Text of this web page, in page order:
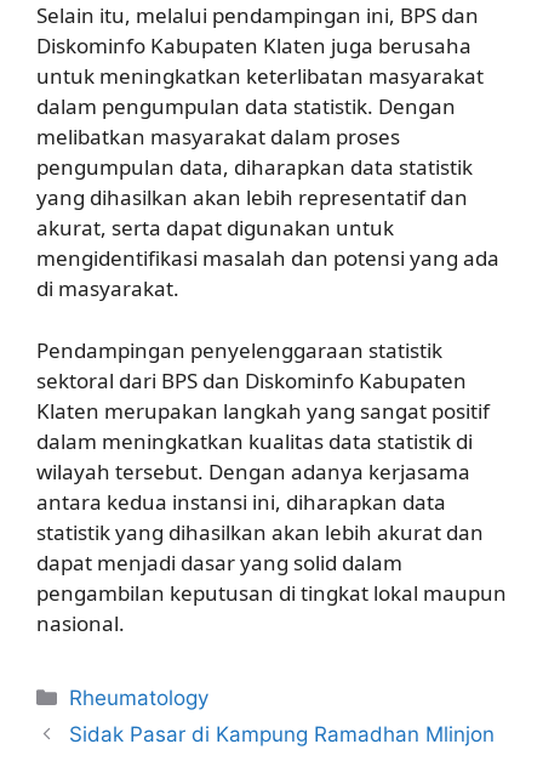
Selain itu, melalui pendampingan ini, BPS dan
Diskominfo Kabupaten Klaten juga berusaha
untuk meningkatkan keterlibatan masyarakat
dalam pengumpulan data statistik. Dengan
melibatkan masyarakat dalam proses
pengumpulan data, diharapkan data statistik
yang dihasilkan akan lebih representatif dan
akurat, serta dapat digunakan untuk
mengidentifikasi masalah dan potensi yang ada
di masyarakat.
Pendampingan penyelenggaraan statistik
sektoral dari BPS dan Diskominfo Kabupaten
Klaten merupakan langkah yang sangat positif
dalam meningkatkan kualitas data statistik di
wilayah tersebut. Dengan adanya kerjasama
antara kedua instansi ini, diharapkan data
statistik yang dihasilkan akan lebih akurat dan
dapat menjadi dasar yang solid dalam
pengambilan keputusan di tingkat lokal maupun
nasional.
Kategori
Rheumatology
Sidak Pasar di Kampung Ramadhan Mlinjon